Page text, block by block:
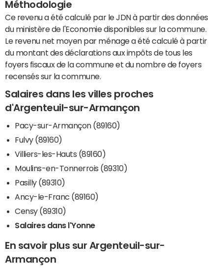
Méthodologie
Ce revenu a été calculé par le JDN à partir des données
du ministère de l'Economie disponibles sur la commune.
Le revenu net moyen par ménage a été calculé à partir
du montant des déclarations aux impôts de tous les
foyers fiscaux de la commune et du nombre de foyers
recensés sur la commune.
Salaires dans les villes proches
d'Argenteuil-sur-Armançon
Pacy-sur-Armançon (89160)
Fulvy (89160)
Villiers-les-Hauts (89160)
Moulins-en-Tonnerrois (89310)
Pasilly (89310)
Ancy-le-Franc (89160)
Censy (89310)
Salaires dans l'Yonne
En savoir plus sur Argenteuil-sur-
Armançon